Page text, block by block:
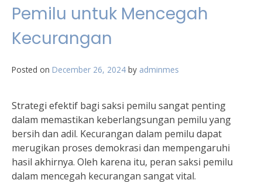
Pemilu untuk Mencegah
Kecurangan
Posted on December 26, 2024 by adminmes
Strategi efektif bagi saksi pemilu sangat penting
dalam memastikan keberlangsungan pemilu yang
bersih dan adil. Kecurangan dalam pemilu dapat
merugikan proses demokrasi dan mempengaruhi
hasil akhirnya. Oleh karena itu, peran saksi pemilu
dalam mencegah kecurangan sangat vital.